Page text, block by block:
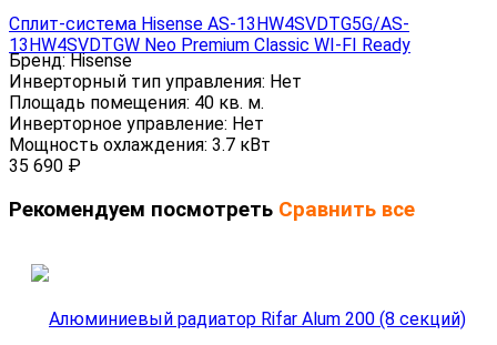
Сплит-система Hisense AS-13HW4SVDTG5G/AS-
13HW4SVDTGW Neo Premium Classic WI-FI Ready
Бренд:Hisense
Инверторный тип управления: Нет
Площадь помещения: 40 кв. м.
Инверторное управление: Нет
Мощность охлаждения: 3.7 кВт
35 690 ₽
Рекомендуем посмотреть Сравнить все